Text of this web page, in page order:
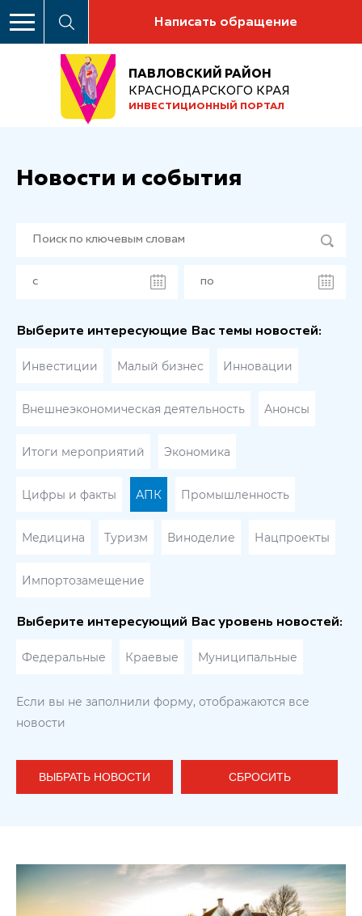
Написать обращение
ПАВЛОВСКИЙ РАЙОН
КРАСНОДАРСКОГО КРАЯ
ИНВЕСТИЦИОННЫЙ ПОРТАЛ
Новости и события
Выберите интересующие Вас темы новостей:
Инвестиции Малый бизнес Инновации
Внешнеэкономическая деятельность Анонсы
Итоги мероприятий Экономика
Цифры и факты АПК Промышленность
Медицина Туризм Виноделие Нацпроекты
Импортозамещение
Выберите интересующий Вас уровень новостей:
Федеральные Краевые Муниципальные
Если вы не заполнили форму, отображаются все
новости
ВЫБРАТЬ НОВОСТИ СБРОСИТЬ